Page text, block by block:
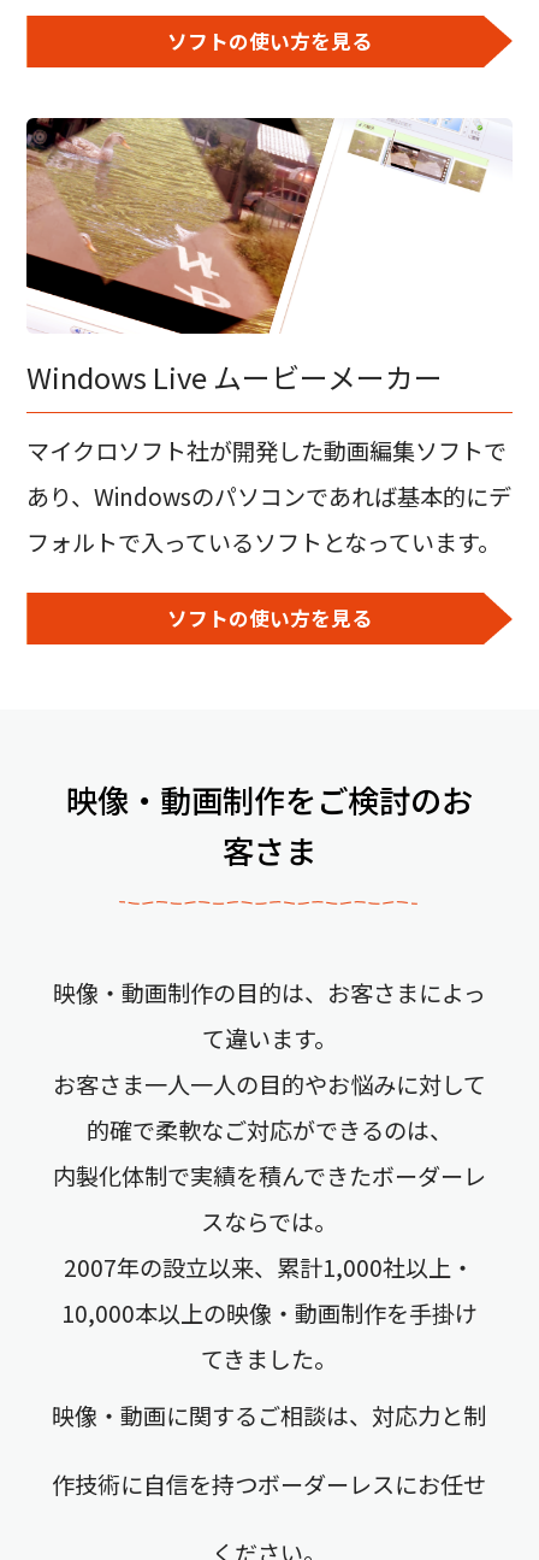
ソフトの使い方を見る
Windows Live ムービーメーカー
マイクロソフト社が開発した動画編集ソフトで
あり、Windowsのパソコンであれば基本的にデ
フォルトで入っているソフトとなっています。
ソフトの使い方を見る
映像・動画制作をご検討のお
客さま
映像・動画制作の目的は、お客さまによっ
て違います。
お客さま一人一人の目的やお悩みに対して
的確で柔軟なご対応ができるのは、
内製化体制で実績を積んできたボーダーレ
スならでは。
2007年の設立以来、累計1,000社以上・
10,000本以上の映像・動画制作を手掛け
てきました。
映像・動画に関するご相談は、対応力と制
作技術に自信を持つボーダーレスにお任せ
ください。